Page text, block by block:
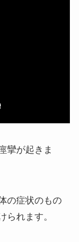
攣が起きま
の症状のもの
られます。